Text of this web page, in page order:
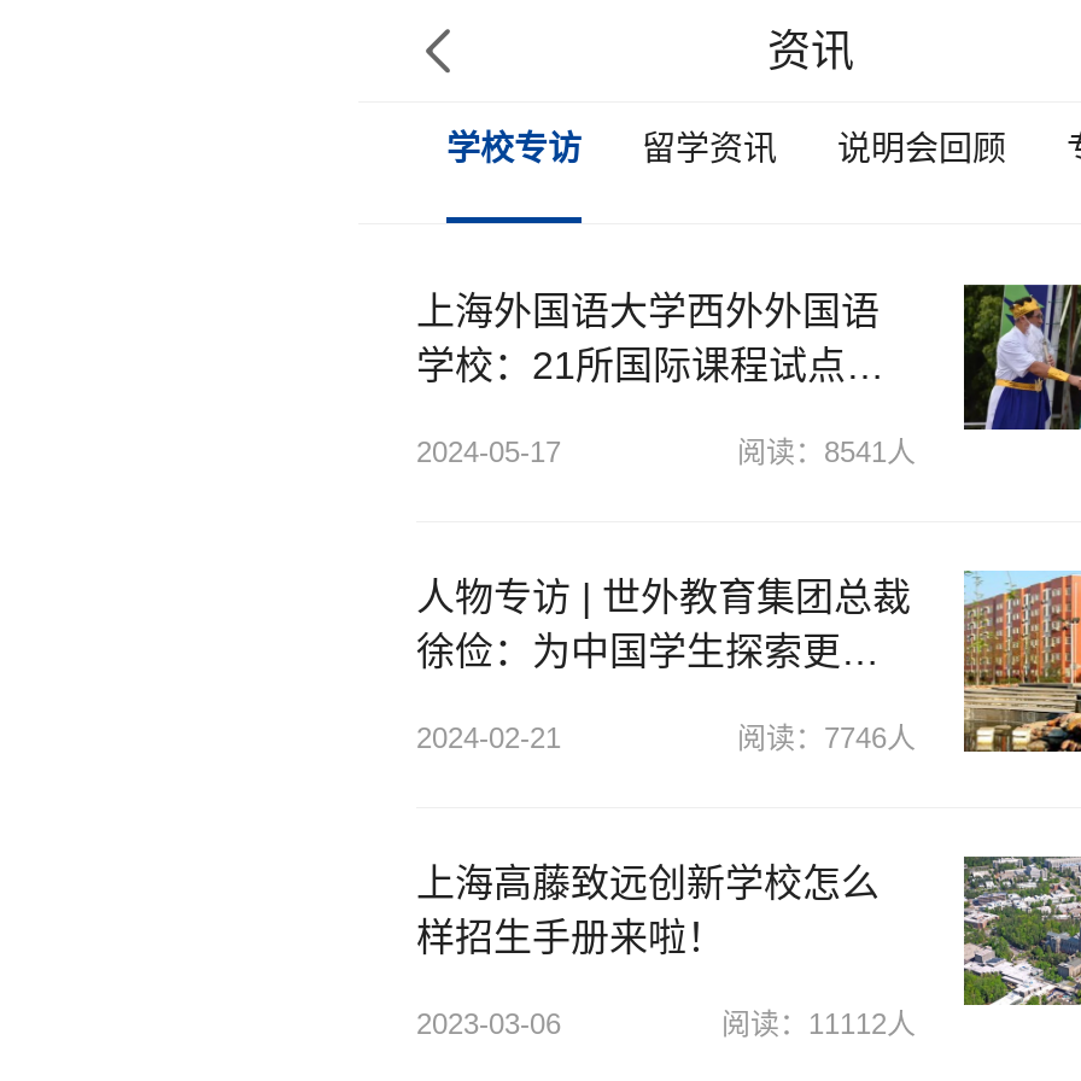
 资讯
学校专访 留学资讯 说明会回顾
上海外国语大学西外外国语
学校：21所国际课程试点学
阅读：8541人
2024-05-17
人物专访 | 世外教育集团总裁
徐俭：为中国学生探索更好
阅读：7746人
2024-02-21
上海高藤致远创新学校怎么
样招生手册来啦！
阅读：11112人
2023-03-06